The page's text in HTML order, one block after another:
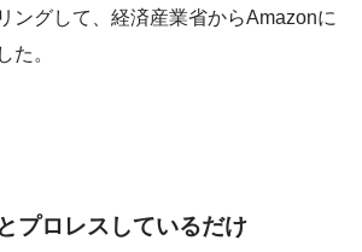
ングして、経済産業省からAmazonに
た。
プロレスしているだけ